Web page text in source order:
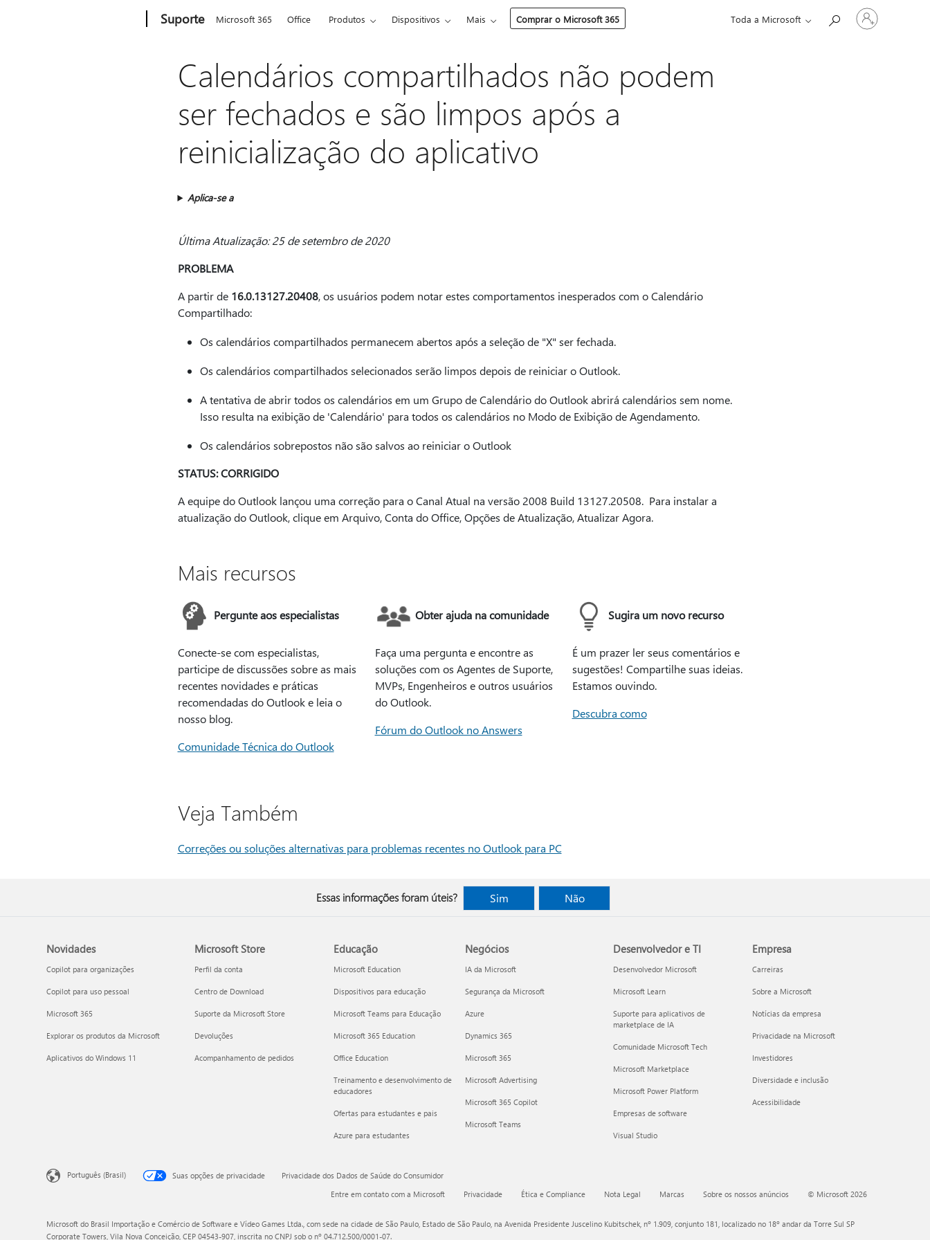
Suporte Microsoft 365 Office Produtos Dispositivos Mais Comprar o Microsoft 365 Toda a Microsoft
Entre
em
sua
Calendários compartilhados não podem
ser fechados e são limpos após a
reinicialização do aplicativo
Aplica-se a
Última Atualização: 25 de setembro de 2020
PROBLEMA
A partir de 16.0.13127.20408, os usuários podem notar estes comportamentos inesperados com o Calendário
Compartilhado:
Os calendários compartilhados permanecem abertos após a seleção de "X" ser fechada.
Os calendários compartilhados selecionados serão limpos depois de reiniciar o Outlook.
A tentativa de abrir todos os calendários em um Grupo de Calendário do Outlook abrirá calendários sem nome.
Isso resulta na exibição de 'Calendário' para todos os calendários no Modo de Exibição de Agendamento.
Os calendários sobrepostos não são salvos ao reiniciar o Outlook
STATUS: CORRIGIDO
A equipe do Outlook lançou uma correção para o Canal Atual na versão 2008 Build 13127.20508. Para instalar a
atualização do Outlook, clique em Arquivo, Conta do Office, Opções de Atualização, Atualizar Agora.
Mais recursos
Pergunte aos especialistas
Conecte-se com especialistas,
participe de discussões sobre as mais
recentes novidades e práticas
recomendadas do Outlook e leia o
nosso blog.
Comunidade Técnica do Outlook
Obter ajuda na comunidade
Faça uma pergunta e encontre as
soluções com os Agentes de Suporte,
MVPs, Engenheiros e outros usuários
do Outlook.
Fórum do Outlook no Answers
Sugira um novo recurso
É um prazer ler seus comentários e
sugestões! Compartilhe suas ideias.
Estamos ouvindo.
Descubra como
Veja Também
Correções ou soluções alternativas para problemas recentes no Outlook para PC
Essas informações foram úteis? Sim Não
Novidades
Copilot para organizações
Copilot para uso pessoal
Microsoft 365
Explorar os produtos da Microsoft
Aplicativos do Windows 11
Microsoft Store
Perfil da conta
Centro de Download
Suporte da Microsoft Store
Devoluções
Acompanhamento de pedidos
Educação
Microsoft Education
Dispositivos para educação
Microsoft Teams para Educação
Microsoft 365 Education
Office Education
Treinamento e desenvolvimento de
educadores
Ofertas para estudantes e pais
Azure para estudantes
Negócios
IA da Microsoft
Segurança da Microsoft
Azure
Dynamics 365
Microsoft 365
Microsoft Advertising
Microsoft 365 Copilot
Microsoft Teams
Desenvolvedor e TI
Desenvolvedor Microsoft
Microsoft Learn
Suporte para aplicativos de
marketplace de IA
Comunidade Microsoft Tech
Microsoft Marketplace
Microsoft Power Platform
Empresas de software
Visual Studio
Empresa
Carreiras
Sobre a Microsoft
Notícias da empresa
Privacidade na Microsoft
Investidores
Diversidade e inclusão
Acessibilidade
Português (Brasil) Suas opções de privacidade
Privacidade dos Dados de Saúde do Consumidor
Entre em contato com a Microsoft
Privacidade Ética e Compliance Nota Legal Marcas Sobre os nossos anúncios © Microsoft 2026
Microsoft do Brasil Importação e Comércio de Software e Vídeo Games Ltda., com sede na cidade de São Paulo, Estado de São Paulo, na Avenida Presidente Juscelino Kubitschek, nº 1.909, conjunto 181, localizado no 18º andar da Torre Sul SP
Corporate Towers, Vila Nova Conceição, CEP 04543-907, inscrita no CNPJ sob o nº 04.712.500/0001-07.